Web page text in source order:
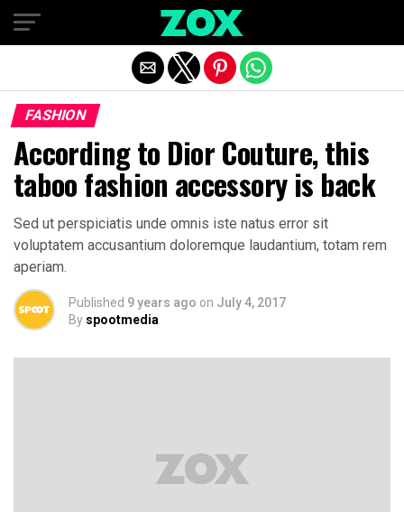
FASHION
According to Dior Couture, this
taboo fashion accessory is back
Sed ut perspiciatis unde omnis iste natus error sit
voluptatem accusantium doloremque laudantium, totam rem
aperiam.
Published 9 years ago on July 4, 2017
By spootmedia
Exit mobile version